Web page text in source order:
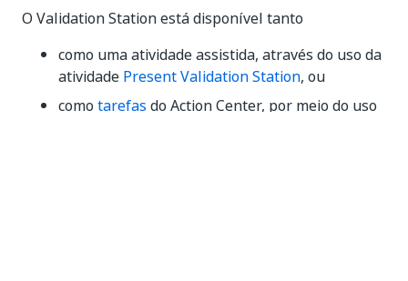
O Validation Station está disponível tanto
como uma atividade assistida, através do uso da
atividade Present Validation Station, ou
como tarefas do Action Center, por meio do uso